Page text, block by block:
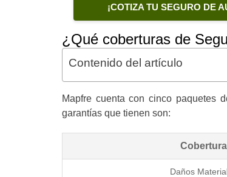
¡COTIZA TU SEGURO DE
¿Qué coberturas de
Contenido del artículo
Mapfre cuenta con cinco paquetes
garantías que tienen son:
Cobertura
Daños